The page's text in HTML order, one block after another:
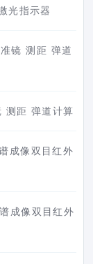
光指示器
镜 测距 弹道
距 弹道计算
成像双目红外
成像双目红外